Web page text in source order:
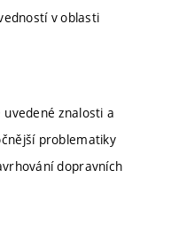
v oblasti
znalosti a
problematiky
dopravních